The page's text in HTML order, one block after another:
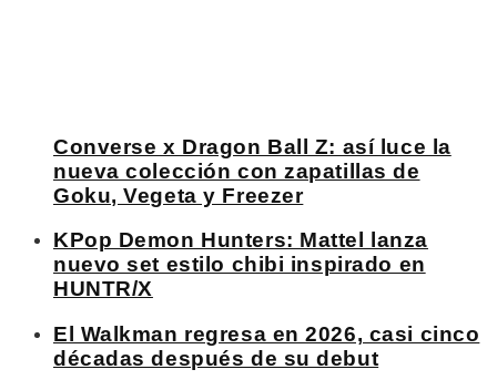
Converse x Dragon Ball Z: así luce la
nueva colección con zapatillas de
Goku, Vegeta y Freezer
KPop Demon Hunters: Mattel lanza
nuevo set estilo chibi inspirado en
HUNTR/X
El Walkman regresa en 2026, casi cinco
décadas después de su debut